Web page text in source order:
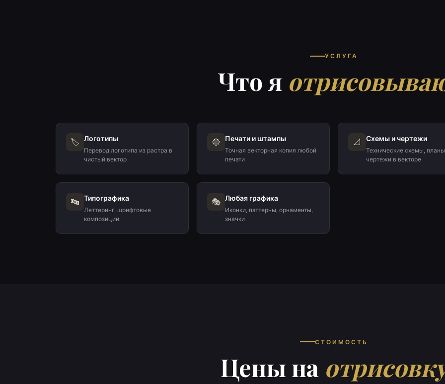
УСЛУГА
Что я
🏷️ Логотипы
Перевод логотипа из растра в
чистый вектор
🔵 Печати и штампы
Точная векторная копия любой
печати
📐 Схемы и чертежи
Технические схемы,
чертежи в векторе
🔤 Типографика
Леттеринг, шрифтовые
композиции
🎭 Любая графика
Иконки, паттерны, орнаменты,
значки
СТОИМОСТЬ
Цены на